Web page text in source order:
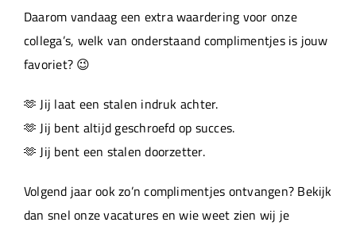
Daarom vandaag een extra waardering voor onze
collega’s, welk van onderstaand complimentjes is jouw
favoriet? 😉
🫶 Jij laat een stalen indruk achter.
🫶 Jij bent altijd geschroefd op succes.
🫶 Jij bent een stalen doorzetter.
Volgend jaar ook zo’n complimentjes ontvangen? Bekijk
dan snel onze vacatures en wie weet zien wij je